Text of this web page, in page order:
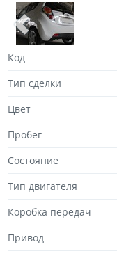
Код
Тип сделки
Цвет
Пробег
Состояние
Тип двигателя
Коробка передач
Привод